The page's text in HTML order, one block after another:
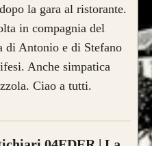
la gara al ristorante.
in compagnia del
di Antonio e di Stefano
Anche simpatica
Ciao a tutti.